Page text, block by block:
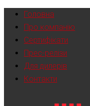
Головна
Про компанію
Сертифікати
Прес-релізи
Для дилерів
Контакти